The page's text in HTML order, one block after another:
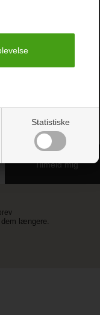
Statistiske
;-)
længere.